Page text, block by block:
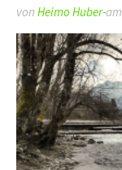
von Heimo Huber-am